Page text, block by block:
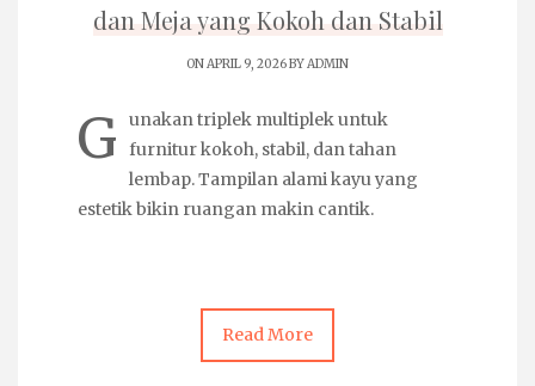
dan Meja yang Kokoh dan Stabil
ON APRIL 9, 2026 BYADMIN
G unakantriplek multiplekuntuk
furnitur kokoh, stabil, dan tahan
lembap. Tampilan alami kayu yang
estetik bikin ruangan makin cantik.
Read More